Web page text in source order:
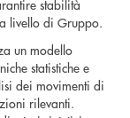
stabilità
livello di Gruppo.
un modello
statistiche e
dei movimenti di
rilevanti.